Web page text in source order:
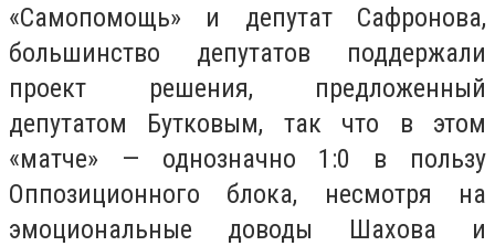
«Самопомощь» и депутат Сафронова,
большинство депутатов поддержали
проект решения, предложенный
депутатом Бутковым, так что в этом
«матче» — однозначно 1:0 в пользу
Оппозиционного блока, несмотря на
эмоциональные доводы Шахова и